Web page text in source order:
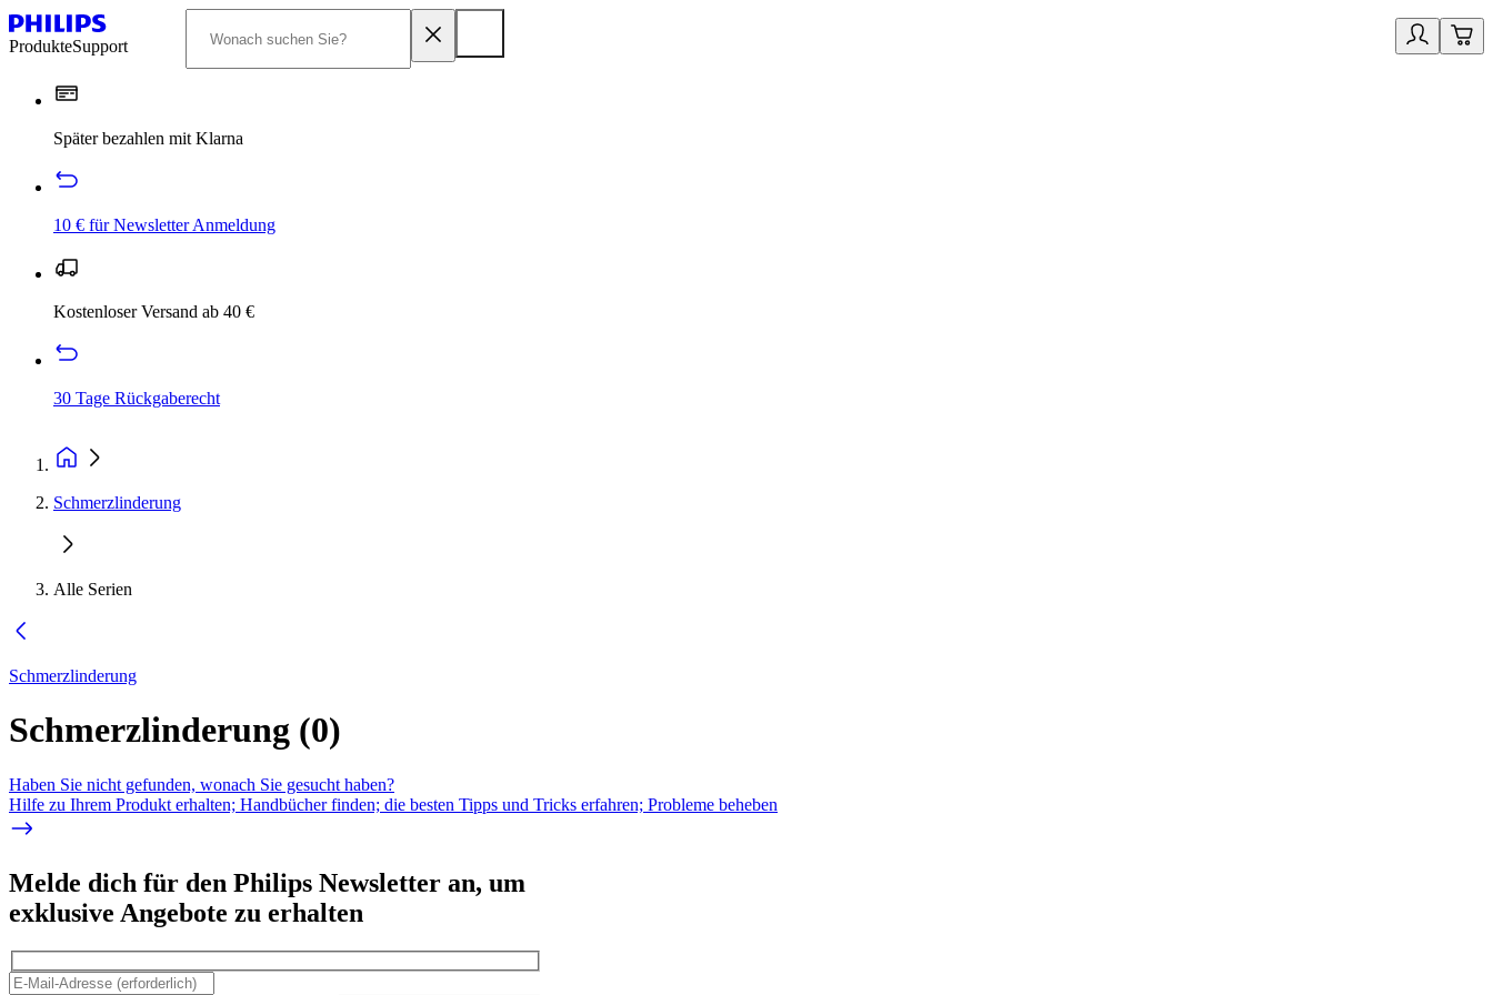
ProdukteSupport
Später bezahlen mit Klarna
10 € für Newsletter Anmeldung
Kostenloser Versand ab 40 €
30 Tage Rückgaberecht
Schmerzlinderung
Alle Serien
Schmerzlinderung
Schmerzlinderung (0)
Haben Sie nicht gefunden, wonach Sie gesucht haben?
Hilfe zu Ihrem Produkt erhalten; Handbücher finden; die besten Tipps und Tricks erfahren; Probleme beheben
Melde dich für den Philips Newsletter an, um
exklusive Angebote zu erhalten